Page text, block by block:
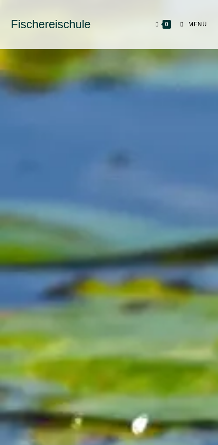
Fischereischule 0 MENÜ